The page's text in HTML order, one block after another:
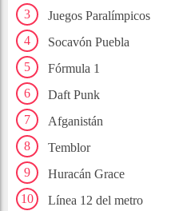
Juegos Paralímpicos
Socavón Puebla
Fórmula 1
Daft Punk
Afganistán
Temblor
Huracán Grace
Línea 12 del metro